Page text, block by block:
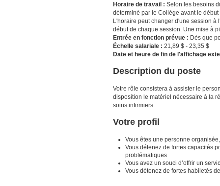
Horaire de travail : Selon les besoins
déterminé par le Collège avant le
L'horaire peut changer d'une session à
début de chaque session. Une mise à
Entrée en fonction prévue : Dès que
Échelle salariale : 21,89 $ - 23,35 $
Date et heure de fin de l'affichage
Description du poste
Votre rôle consistera à assister le
disposition le matériel nécessaire à la
soins infirmiers.
Votre profil
Vous êtes une personne
Vous détenez de fortes capacités
problématiques
Vous avez un souci d’offrir un
Vous détenez de fortes habiletés